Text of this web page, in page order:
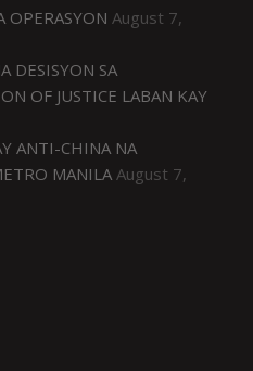
OPERASYON August 7,
DESISYON SA
OF JUSTICE LABAN KAY
ANTI-CHINA NA
MANILA August 7,